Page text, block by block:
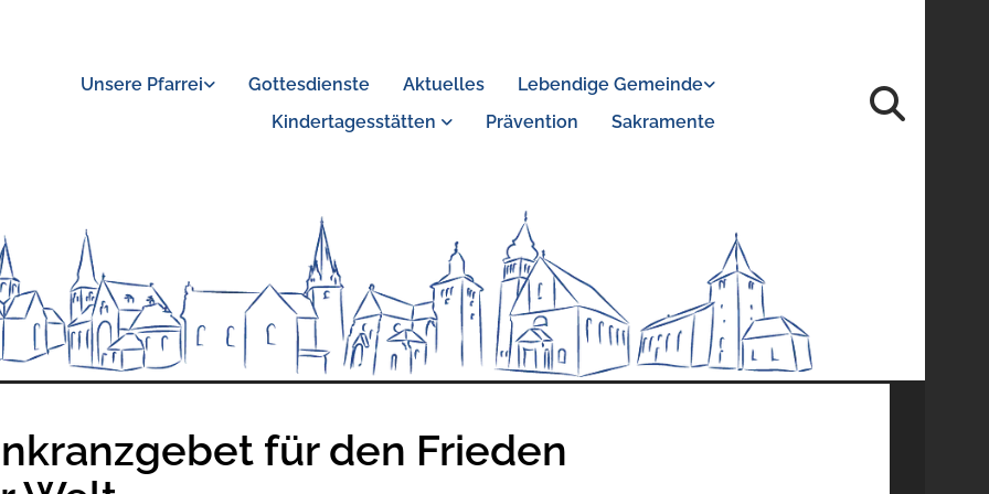
Unsere Pfarrei Gottesdienste Aktuelles
Lebendige Gemeinde
Kindertagesstätten
Prävention Sakramente
für den Frieden